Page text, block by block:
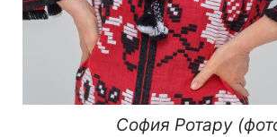
София Ротару